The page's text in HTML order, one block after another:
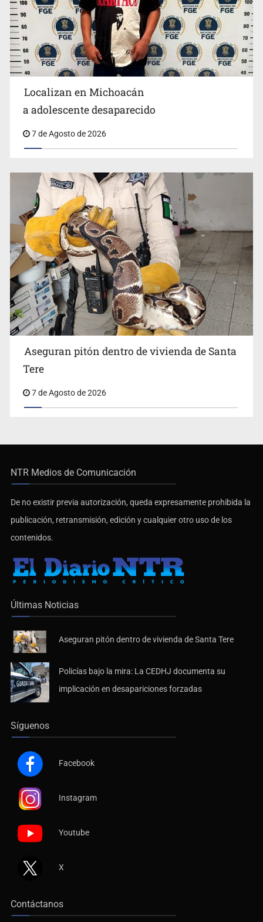
Localizan en Michoacán
a adolescente desaparecido
7 de Agosto de 2026
Aseguran pitón dentro de vivienda de Santa
Tere
7 de Agosto de 2026
NTR Medios de Comunicación
De no existir previa autorización, queda expresamente prohibida la
publicación, retransmisión, edición y cualquier otro uso de los
contenidos.
Últimas Noticias
Aseguran pitón dentro de vivienda de Santa Tere
Policías bajo la mira: La CEDHJ documenta su
implicación en desapariciones forzadas
Síguenos
Facebook
Instagram
Youtube
X
Contáctanos